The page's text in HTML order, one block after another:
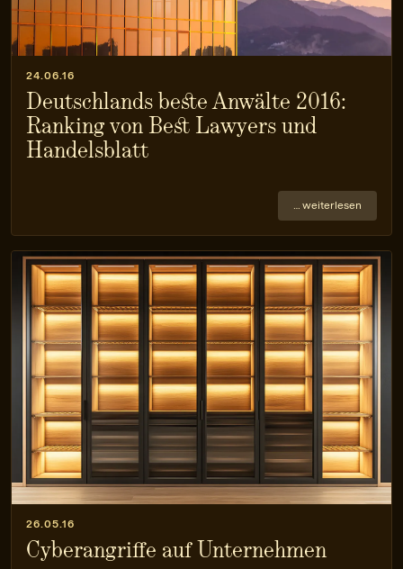
24.06.16
Deutschlands beste Anwälte 2016:
Ranking von Best Lawyers und
Handelsblatt
… weiterlesen
26.05.16
Cyberangriffe auf Unternehmen